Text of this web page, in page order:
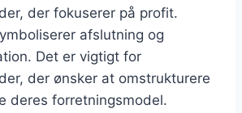
der fokuserer på profit.
afslutning og
Det er vigtigt for
der ønsker at omstrukturere
deres forretningsmodel.